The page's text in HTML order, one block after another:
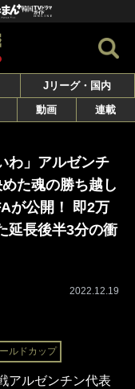
Jリーグ・国内
動画 連載
わ」アルゼンチ
た魂の勝ち越し
が公開！ 即2万
延長後半3分の衝
2022.12.19
ルドカップ
アルゼンチン代表